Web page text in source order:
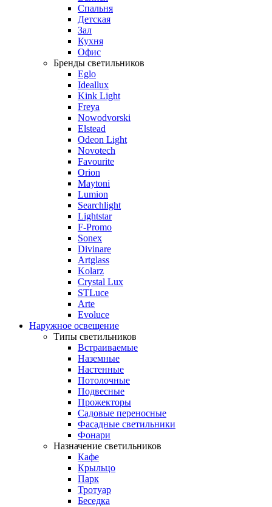
Спальня
Детская
Зал
Кухня
Офис
Бренды светильников
Eglo
Ideallux
Kink Light
Freya
Nowodvorski
Elstead
Odeon Light
Novotech
Favourite
Orion
Maytoni
Lumion
Searchlight
Lightstar
F-Promo
Sonex
Divinare
Artglass
Kolarz
Crystal Lux
STLuce
Arte
Evoluce
Наружное освещение
Типы светильников
Встраиваемые
Наземные
Настенные
Потолочные
Подвесные
Прожекторы
Садовые переносные
Фасадные светильники
Фонари
Назначение светильников
Кафе
Крыльцо
Парк
Тротуар
Беседка